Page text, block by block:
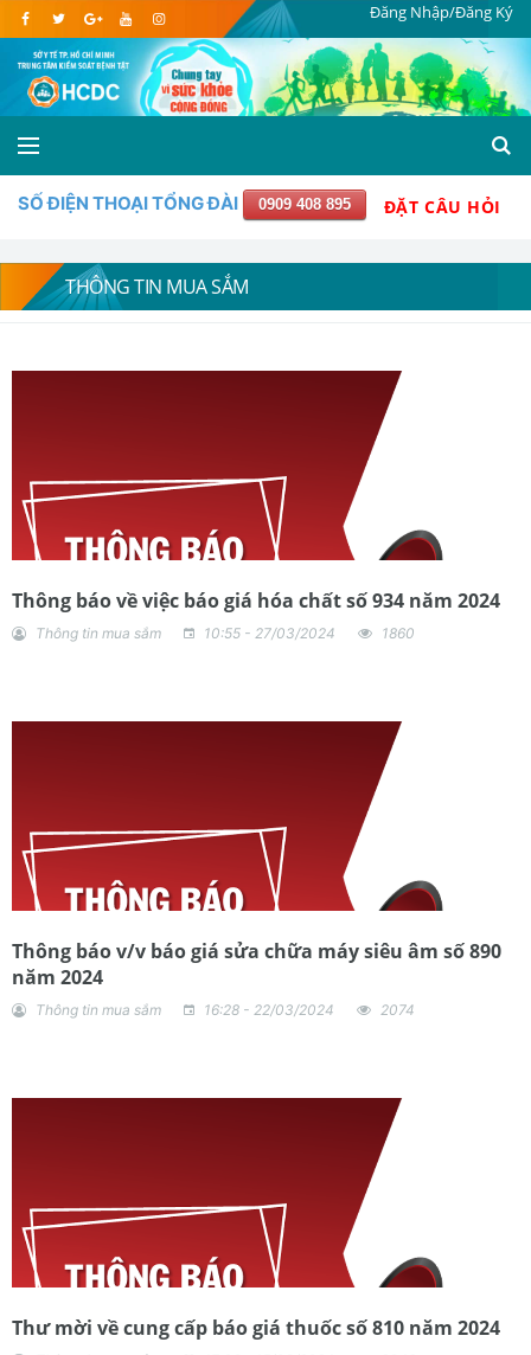
Đăng Nhập/Đăng Ký
SỐ ĐIỆN THOẠI TỔNG ĐÀI 0909 408 895 ĐẶT CÂU HỎI
THÔNG TIN MUA SẮM
Thông báo về việc báo giá hóa chất số 934 năm 2024
Thông tin mua sắm 10:55 - 27/03/2024 1860
Thông báo v/v báo giá sửa chữa máy siêu âm số 890
năm 2024
Thông tin mua sắm 16:28 - 22/03/2024 2074
Thư mời về cung cấp báo giá thuốc số 810 năm 2024